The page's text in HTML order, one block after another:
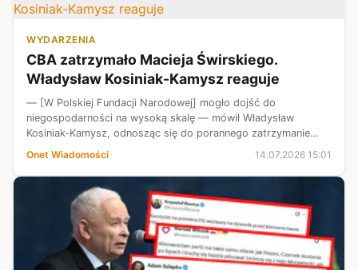
WYDARZENIA
CBA zatrzymało Macieja Świrskiego.
Władysław Kosiniak-Kamysz reaguje
— [W Polskiej Fundacji Narodowej] mogło dojść do
niegospodarności na wysoką skalę — mówił Władysław
Kosiniak-Kamysz, odnosząc się do porannego zatrzymanie
Macieja Świrskiego przez CBA.
Onet Wiadomości 14.07.2026 15:01